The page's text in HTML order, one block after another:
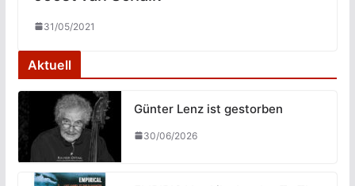
31/05/2021
Aktuell
Günter Lenz ist gestorben
30/06/2026